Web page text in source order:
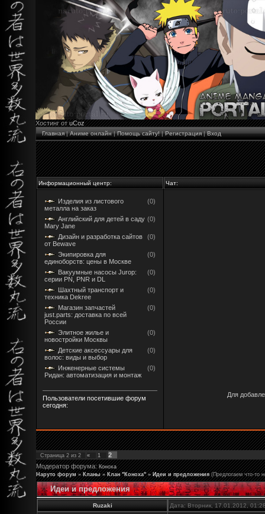
Хостинг отuCoz
Главная|Аниме онлайн|Помощь сайту!|Регистрация|Вход
Информационный центр: Чат:
Изделия из листового
металла на заказ
(0)
Английский для детей в саду
Mary Jane
(0)
Дизайн и разработка сайтов
от Bewave
(0)
Экипировка для
единоборств: цены в Москве
(0)
Вакуумные насосы Jurop:
серии PN, PNR и DL
(0)
Шахтный транспорт и
техника Dekree
(0)
Магазин запчастей
just.parts: доставка по всей
России
(0)
Элитное жилье и
новостройки Москвы
(0)
Детские аксессуары для
волос: виды и выбор
(0)
Инженерные системы
Ридан: автоматизация и монтаж
(0)
Пользователи посетившие форум
сегодня:
Для
Страница 2 из 2 « 1
2
Модератор форума:Коноха
Наруто форум » Кланы » Клан "Коноха" » Идеи и предложения (Предлогаем что-то
Идеи и предложения
Ruzaki Дата: Вторник, 17.01.2012,